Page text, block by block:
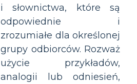
i słownictwa, które są
odpowiednie i
zrozumiałe dla określonej
grupy odbiorców. Rozważ
użycie przykładów,
analogii lub odniesień,